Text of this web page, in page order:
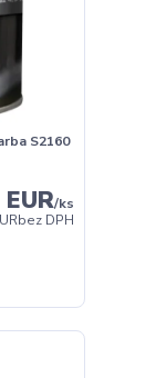
S2160
/ks
bez DPH